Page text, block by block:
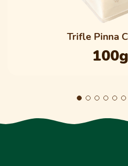
Trifle Pinna
100g